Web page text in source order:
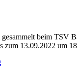
beim TSV
zum 13.09.2022 um